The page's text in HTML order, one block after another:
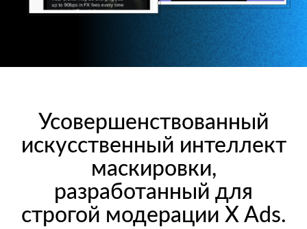
Усовершенствованный
искусственный интеллект
маскировки,
разработанный для
строгой модерации X Ads.